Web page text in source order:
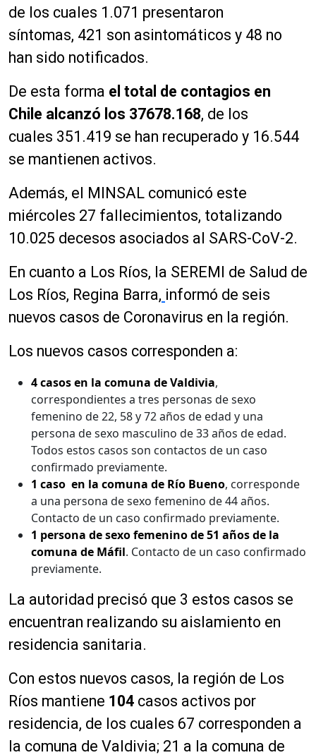
de los cuales 1.071 presentaron
síntomas, 421 son asintomáticos y 48 no
han sido notificados.
De esta forma el total de contagios en
Chile alcanzó los 37678.168, de los
cuales 351.419 se han recuperado y 16.544
se mantienen activos.
Además, el MINSAL comunicó este
miércoles 27 fallecimientos, totalizando
10.025 decesos asociados al SARS-CoV-2.
En cuanto a Los Ríos, la SEREMI de Salud de
Los Ríos, Regina Barra, informó de seis
nuevos casos de Coronavirus en la región.
Los nuevos casos corresponden a:
4 casos en la comuna de Valdivia,
correspondientes a tres personas de sexo
femenino de 22, 58 y 72 años de edad y una
persona de sexo masculino de 33 años de edad.
Todos estos casos son contactos de un caso
confirmado previamente.
1 caso en la comuna de Río Bueno, corresponde
a una persona de sexo femenino de 44 años.
Contacto de un caso confirmado previamente.
1 persona de sexo femenino de 51 años de la
comuna de Máfil. Contacto de un caso confirmado
previamente.
La autoridad precisó que 3 estos casos se
encuentran realizando su aislamiento en
residencia sanitaria.
Con estos nuevos casos, la región de Los
Ríos mantiene 104 casos activos por
residencia, de los cuales 67 corresponden a
la comuna de Valdivia; 21 a la comuna de